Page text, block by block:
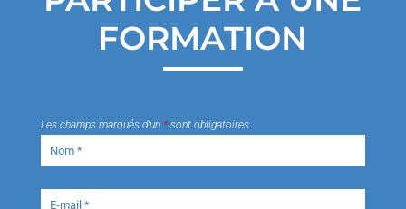
FORMATION
Les champs marqués d’un *sont obligatoires